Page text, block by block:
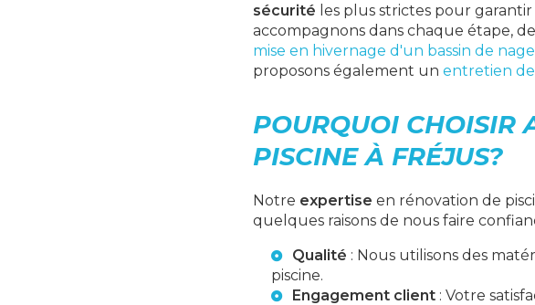
sécurité les plus strictes pour
accompagnons dans chaque étape,
mise en hivernage d'un bassin de nage
proposons également un entretien
POURQUOI CHOISIR
PISCINE À FRÉJUS?
Notre expertise en rénovation de
quelques raisons de nous faire
Qualité : Nous utilisons des
piscine.
Engagement client : Votre